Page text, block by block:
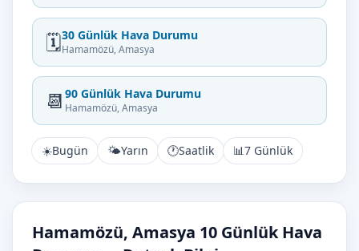
🗓️30 Günlük Hava Durumu
Hamamözü, Amasya
📆 90 Günlük Hava Durumu
Hamamözü, Amasya
☀️Bugün 🌤️Yarın 🕐Saatlik 📊7 Günlük
Hamamözü, Amasya 10 Günlük Hava